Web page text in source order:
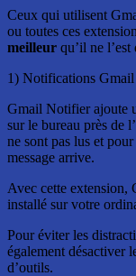
Ceux qui utilisent
ou toutes ces
meilleur qu’il ne l’est
1) Notifications
Gmail Notifier ajoute
sur le bureau près de
ne sont pas lus et
message arrive.
Avec cette extension,
installé sur votre
Pour éviter les
également désactiver
d’outils.